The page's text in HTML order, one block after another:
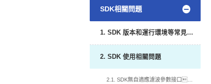
SDK相關問題
1. SDK 版本和運行環境等常見問題
2. SDK 使用相關問題
2.1. SDK無自適應濾波參數接口？